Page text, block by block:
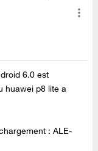
6.0 est
huawei p8 lite a
: ALE-